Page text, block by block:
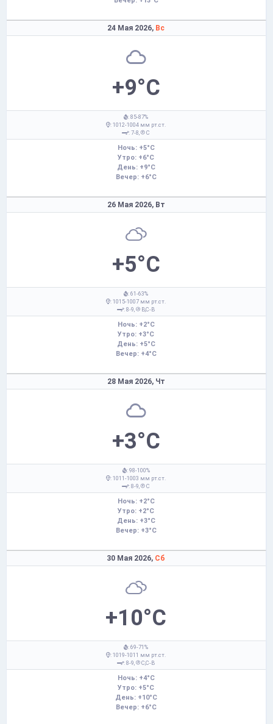
24 Мая 2026, Вс
+9°C
: 85-87%
: 1012-1004 мм рт.ст.
: 7-8,
С
Ночь: +5°C
Утро: +6°C
День: +9°C
Вечер: +6°C
26 Мая 2026, Вт
+5°C
: 61-63%
: 1015-1007 мм рт.ст.
: 8-9,
В,С-В
Ночь: +2°C
Утро: +3°C
День: +5°C
Вечер: +4°C
28 Мая 2026, Чт
+3°C
: 98-100%
: 1011-1003 мм рт.ст.
: 8-9,
С
Ночь: +2°C
Утро: +2°C
День: +3°C
Вечер: +3°C
30 Мая 2026, Сб
+10°C
: 69-71%
: 1019-1011 мм рт.ст.
: 8-9,
С,С-В
Ночь: +4°C
Утро: +5°C
День: +10°C
Вечер: +6°C